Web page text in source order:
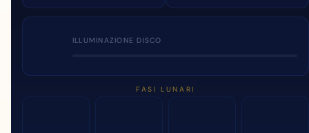
ILLUMINAZIONE DISCO
FASI LUNARI